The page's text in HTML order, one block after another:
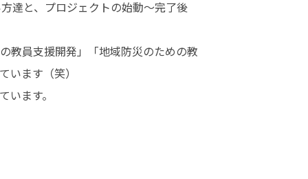
達と、プロジェクトの始動〜完了後
教員支援開発」「地域防災のための教
ます（笑）
ます。